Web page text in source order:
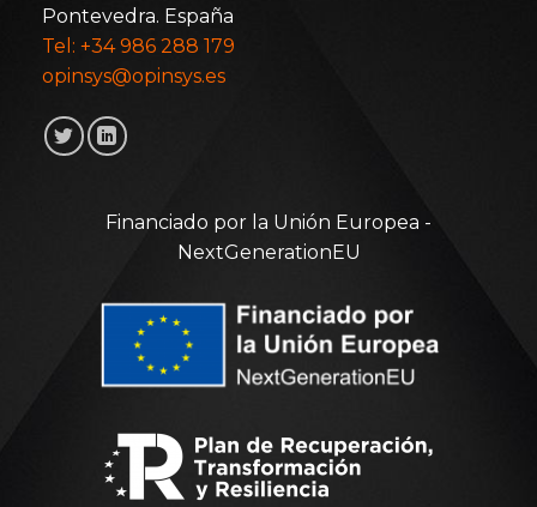
Pontevedra. España
Tel: +34 986 288 179
opinsys@opinsys.es
Financiado por la Unión Europea -
NextGenerationEU